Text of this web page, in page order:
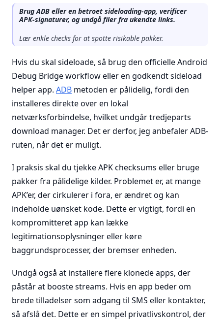
Brug ADB eller en betroet sideloading-app, verificer
APK-signaturer, og undgå filer fra ukendte links.
Lær enkle checks for at spotte risikable pakker.
Hvis du skal sideloade, så brug den officielle Android
Debug Bridge workflow eller en godkendt sideload
helper app. ADB metoden er pålidelig, fordi den
installeres direkte over en lokal
netværksforbindelse, hvilket undgår tredjeparts
download manager. Det er derfor, jeg anbefaler ADB-
ruten, når det er muligt.
I praksis skal du tjekke APK checksums eller bruge
pakker fra pålidelige kilder. Problemet er, at mange
APK’er, der cirkulerer i fora, er ændret og kan
indeholde uønsket kode. Dette er vigtigt, fordi en
kompromitteret app kan lække
legitimationsoplysninger eller køre
baggrundsprocesser, der bremser enheden.
Undgå også at installere flere klonede apps, der
påstår at booste streams. Hvis en app beder om
brede tilladelser som adgang til SMS eller kontakter,
så afslå det. Dette er en simpel privatlivskontrol, der